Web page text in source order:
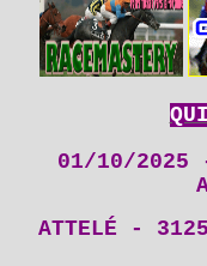
01/10/2025 -
ATTELÉ -